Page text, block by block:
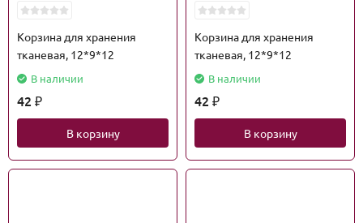
Корзина для хранения
тканевая, 12*9*12
В наличии
42 ₽
В корзину
Корзина для хранения
тканевая, 12*9*12
В наличии
42 ₽
В корзину